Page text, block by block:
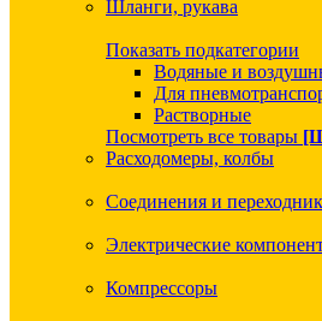
Шланги, рукава
Показать подкатегории
Водяные и
Для
Растворные
Посмотреть все товары
Расходомеры, колбы
Соединения и
Электрические
Компрессоры